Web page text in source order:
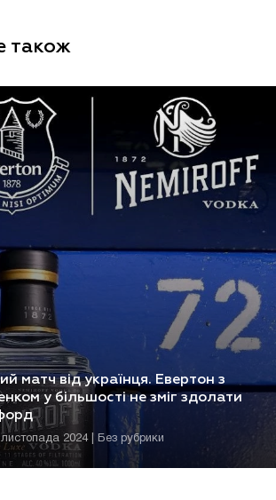
також
матч від українця. Евертон з
у більшості не зміг здолати
листопада 2024 | Без рубрики